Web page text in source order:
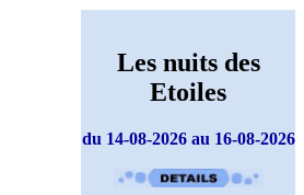
Les nuits des
Etoiles
du 14-08-2026 au 16-08-2026